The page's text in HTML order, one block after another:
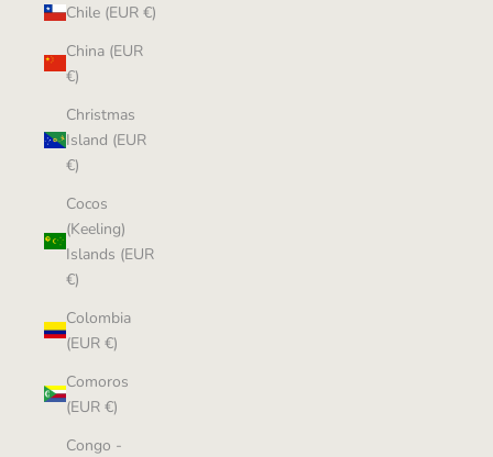
Chile (EUR €)
China (EUR
€)
Christmas
Island (EUR
€)
Cocos
(Keeling)
Islands (EUR
€)
Colombia
(EUR €)
Comoros
(EUR €)
Congo -